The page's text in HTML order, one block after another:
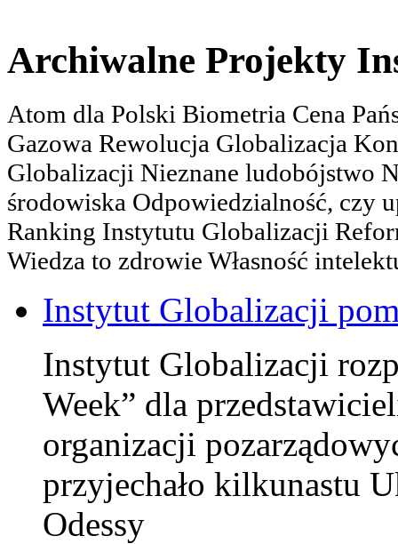
Archiwalne Projekty
Atom dla Polski Biometria Cena
Gazowa Rewolucja Globalizacja
Globalizacji Nieznane ludobójstwo
środowiska Odpowiedzialność, czy
Ranking Instytutu Globalizacji
Wiedza to zdrowie Własność
Instytut Globalizacji
Instytut Globalizacji
Week” dla
organizacji
przyjechało kilkunastu
Odessy